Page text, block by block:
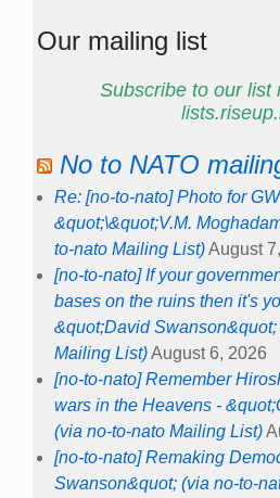
Our mailing list
Subscribe to our list
No to NATO
Re: [no-to-nato] Photo for
&quot;\&quot;V.M.
to-nato Mailing List)August
[no-to-nato] If your
bases on the ruins then it's
&quot;David
Mailing List)August 6, 2026
[no-to-nato] Remember
wars in the Heavens -
(via no-to-nato Mailing List)
[no-to-nato] Remaking
Swanson&quot; (via no-to-